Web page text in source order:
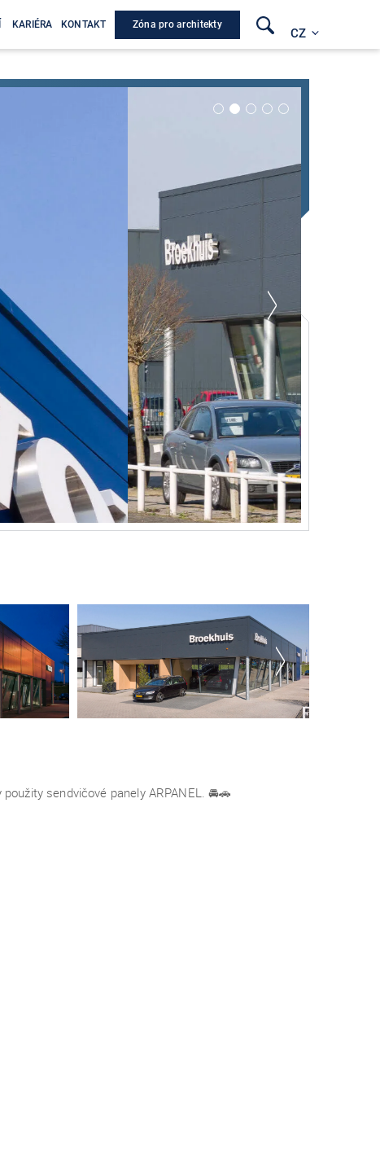
KARIÉRA KONTAKT Zóna pro architekty
CZ
sendvičové panely ARPANEL. 🚘🚗